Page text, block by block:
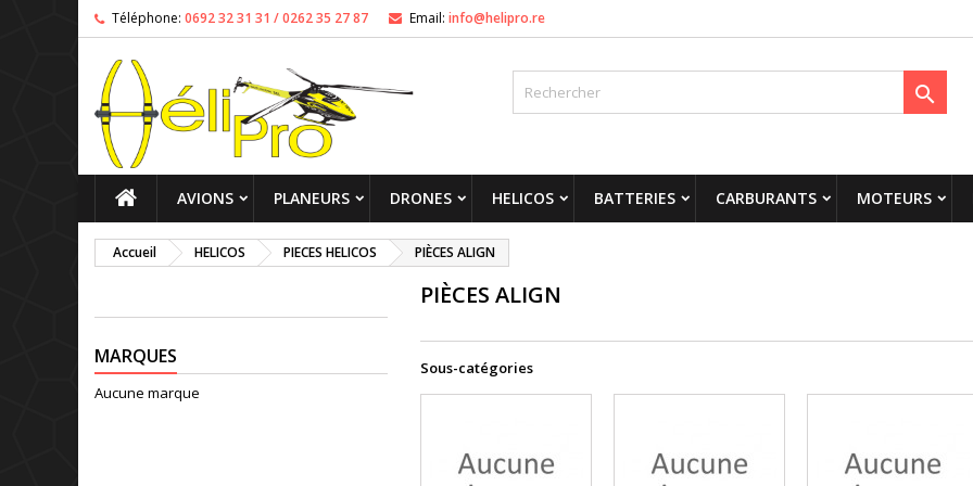
Téléphone: 0692 32 31 31 / 0262 35 27 87 Email: info@helipro.re

AVIONS PLANEURS DRONES HELICOS BATTERIES CARBURANTS MOTEURS
Accueil HELICOS PIECES HELICOS PIÈCES ALIGN
MARQUES
Aucune marque
PIÈCES ALIGN
Sous-catégories